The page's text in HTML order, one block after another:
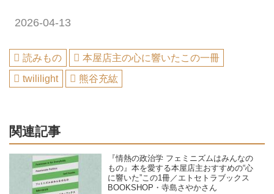
2026-04-13
読みもの
本屋店主の心に響いたこの一冊
twililight
熊谷充紘
関連記事
『情熱の政治学 フェミニズムはみんなの
もの』本を愛する本屋店主おすすめの“心
に響いた”この1冊／エトセトラブックス
BOOKSHOP・寺島さやかさん